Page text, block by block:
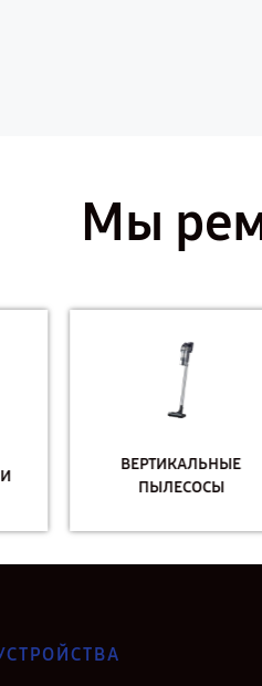
Мы
ВЕРТИКАЛЬНЫЕ
ПЫЛЕСОСЫ